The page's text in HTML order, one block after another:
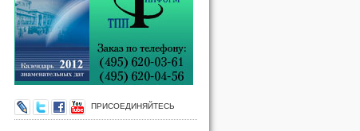
ПРИСОЕДИНЯЙТЕСЬ